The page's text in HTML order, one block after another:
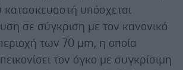
κατασκευαστή υπόσχεται
σε σύγκριση με τον κανονικό
των 70 μm, η οποία
τον όγκο με συγκρίσιμη